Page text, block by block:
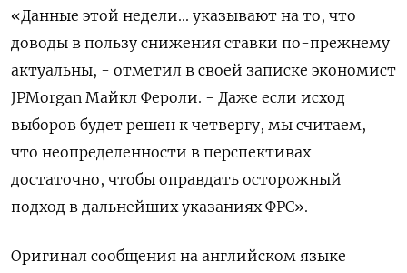
«Данные этой недели... указывают на то, что
доводы в пользу снижения ставки по-прежнему
актуальны, - отметил в своей записке экономист
JPMorgan Майкл Фероли. - Даже если исход
выборов будет решен к четвергу, мы считаем,
что неопределенности в перспективах
достаточно, чтобы оправдать осторожный
подход в дальнейших указаниях ФРС».
Оригинал сообщения на английском языке